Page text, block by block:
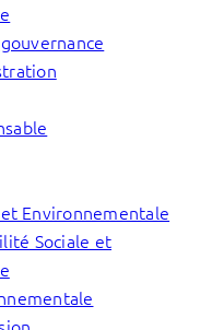
Environnementale
Sociale et